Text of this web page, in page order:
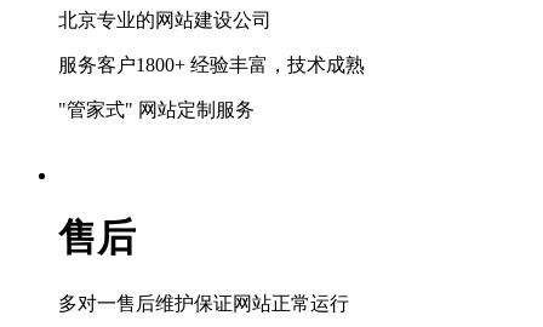
北京专业的网站建设公司
服务客户1800+ 经验丰富，技术成熟
"管家式" 网站定制服务
售后
多对一售后维护保证网站正常运行